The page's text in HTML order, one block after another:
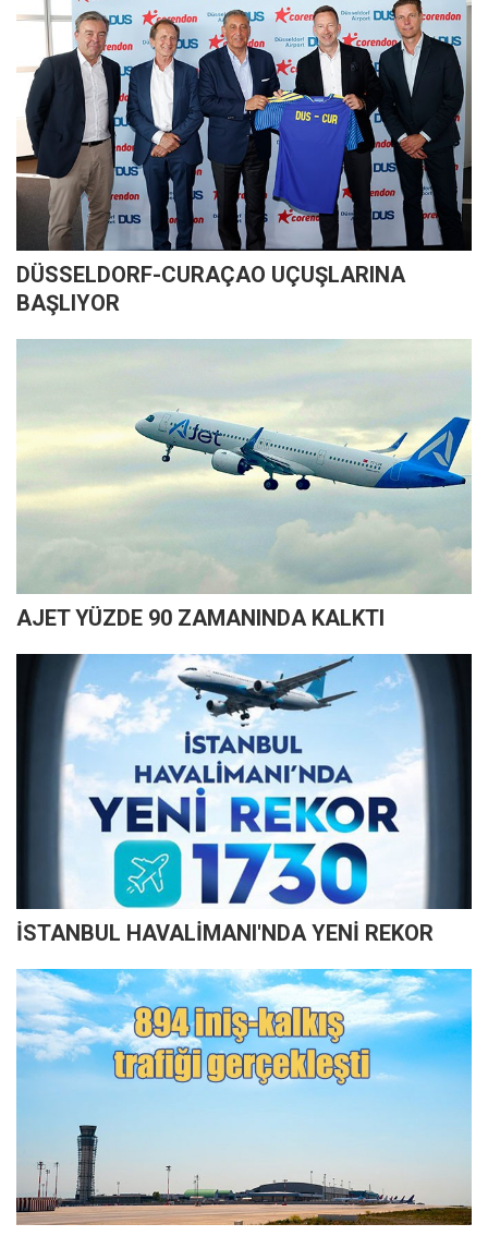
DÜSSELDORF-CURAÇAO UÇUŞLARINA
BAŞLIYOR
AJET YÜZDE 90 ZAMANINDA KALKTI
İSTANBUL HAVALİMANI'NDA YENİ REKOR